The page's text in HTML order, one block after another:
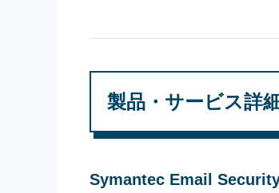
製品・サービス詳細
Symantec Email